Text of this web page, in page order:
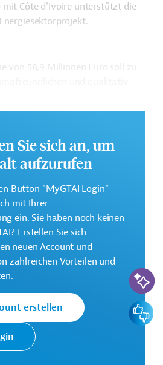
mit Côte d'Ivoire unterstützt die
von 58,9 Millionen Euro soll zu
wirtschaftlicher
soll ein 25 MWp-Solarkraftwerk
und das Übertragungsnetz
verdichtet, verstärkt
: Schwerpunkte,
Hinweise zur
soll zwischen dem dritten
Quartal 2027
Sie sich an, um
aufzurufen
Button "MyGTAI Login"
mit Ihrer
ein. Sie haben noch keinen
Erstellen Sie sich
neuen Account und
zahlreichen Vorteilen und
erstellen
KI-